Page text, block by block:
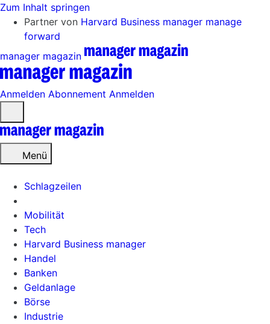
Zum Inhalt springen
Partner von Harvard Business manager manage
forward
manager magazin
Anmelden Abonnement Anmelden
öffnen
Menü
Schlagzeilen
Mobilität
Tech
Harvard Business manager
Handel
Banken
Geldanlage
Börse
Industrie